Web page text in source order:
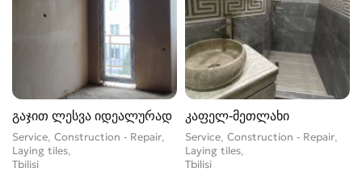
გაჯით ლესვა იდეალურად
Service, Construction - Repair,
Laying tiles
Tbilisi
კაფელ-მეთლახი
Service, Construction - Repair,
Laying tiles
Tbilisi